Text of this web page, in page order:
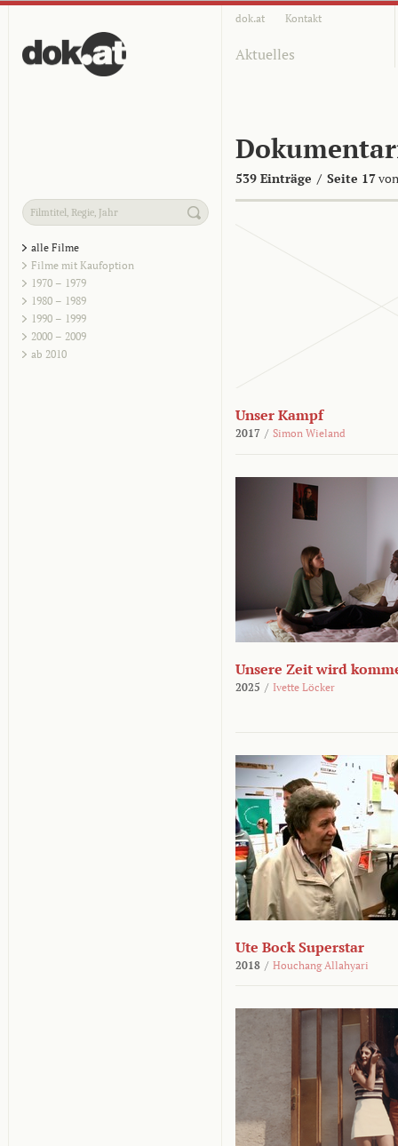
dok.at Kontakt
Aktuelles
539 Einträge / Seite 17
alle Filme
Filme mit Kaufoption
1970 – 1979
1980 – 1989
1990 – 1999
2000 – 2009
ab 2010
Unser Kampf
2017 / Simon Wieland
Unsere Zeit wird
2025 / Ivette Löcker
Ute Bock Superstar
2018 / Houchang Allahyari